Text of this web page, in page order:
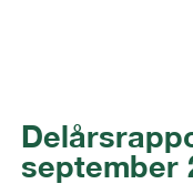
september